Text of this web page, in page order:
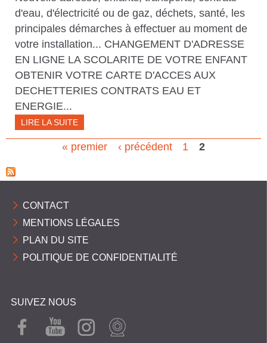
M
M
S
Y
É
N
É
E
C
d'eau, d'électricité ou de gaz, déchets, santé, les
principales démarches à effectuer au moment de
votre installation... CHANGEMENT D'ADRESSE
EN LIGNE LA SCOLARITE DE VOTRE ENFANT
OBTENIR VOTRE CARTE D'ACCES AUX
DECHETTERIES CONTRATS EAU ET
ENERGIE...
LIRE LA SUITE
a
g
e
s
« premier ‹ précédent 1 2
CONTACT
MENTIONS LÉGALES
PLAN DU SITE
POLITIQUE DE CONFIDENTIALITÉ
SUIVEZ NOUS
FAC
EBO
YOU
TUB
INST
AGR
WEB
CAM